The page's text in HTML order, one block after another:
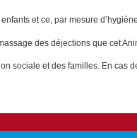
et ce, par mesure
des déjections que cet
sociale et des familles. En cas